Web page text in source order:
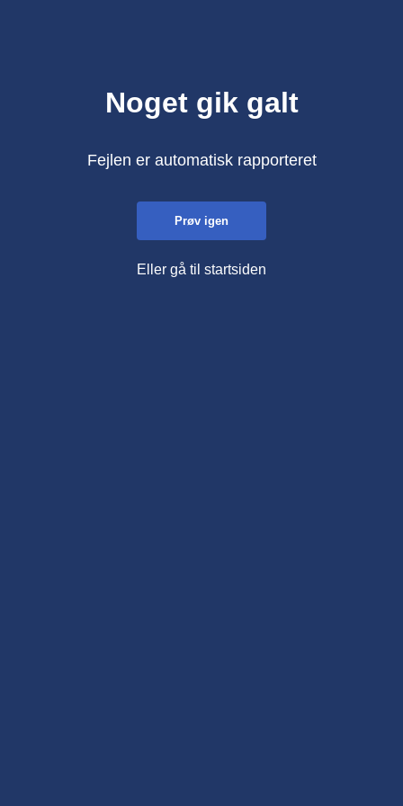
Noget gik galt
Fejlen er automatisk rapporteret
Prøv igen
Eller gå til startsiden